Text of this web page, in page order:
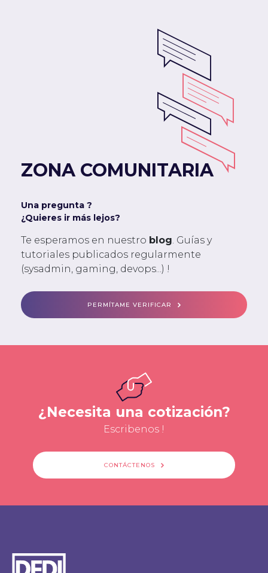
ZONA COMUNITARIA
Una pregunta ?
¿Quieres ir más lejos?
Te esperamos en nuestro blog. Guías y
tutoriales publicados regularmente
(sysadmin, gaming, devops...) !
PERMÍTAME VERIFICAR
¿Necesita una cotización?
Escribenos !
CONTÁCTENOS